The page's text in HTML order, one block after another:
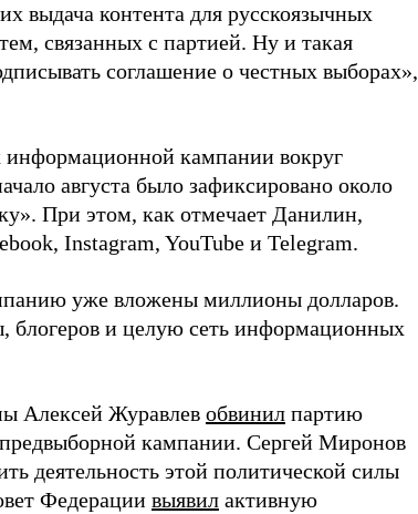
выдача контента для русскоязычных
связанных с партией. Ну и такая
соглашение о честных выборах»,
кампании вокруг
августа было зафиксировано около
При этом, как отмечает Данилин,
Instagram, YouTube и Telegram.
уже вложены миллионы долларов.
блогеров и целую сеть информационных
Алексей Журавлев обвинил партию
кампании. Сергей Миронов
деятельность этой политической силы
Федерации выявил активную